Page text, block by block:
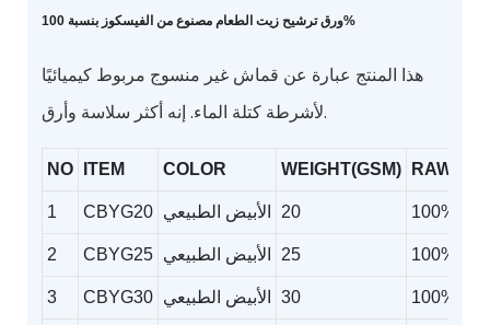
ورق ترشيح زيت الطعام مصنوع من الفيسكوز بنسبة 100%
هذا المنتج عبارة عن قماش غير منسوج مربوط كيميائيًا
لأشرطة كتلة الماء. إنه أكثر سلاسة وأرق.
NO ITEM COLOR WEIGHT(GSM) RAW
1 CBYG20 الأبيض الطبيعي 20
2 CBYG25 الأبيض الطبيعي 25
3 CBYG30 الأبيض الطبيعي 30